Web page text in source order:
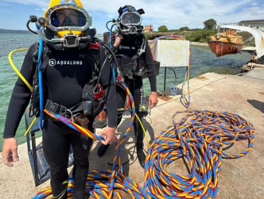
Facebook
Mastodon
EmailShare